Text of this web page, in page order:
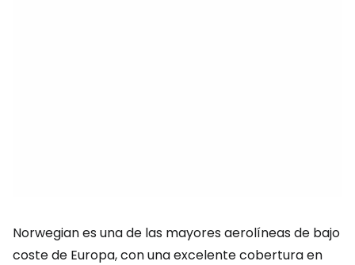
Norwegian es una de las mayores aerolíneas de bajo
coste de Europa, con una excelente cobertura en